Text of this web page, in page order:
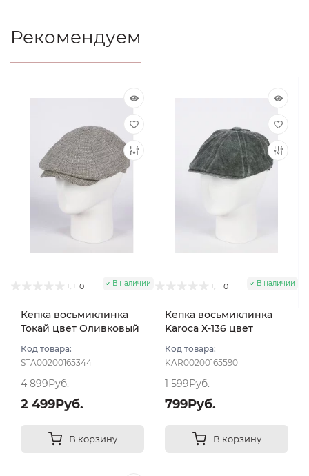
Рекомендуем
0 В наличии
Кепка восьмиклинка
Токай цвет Оливковый
Код товара:
STA00200165344
4 899Руб.
2 499Руб.
В корзину
0 В наличии
Кепка восьмиклинка
Karoca Х-136 цвет
размер 56
Код товара:
KAR00200165590
1 599Руб.
799Руб.
В корзину